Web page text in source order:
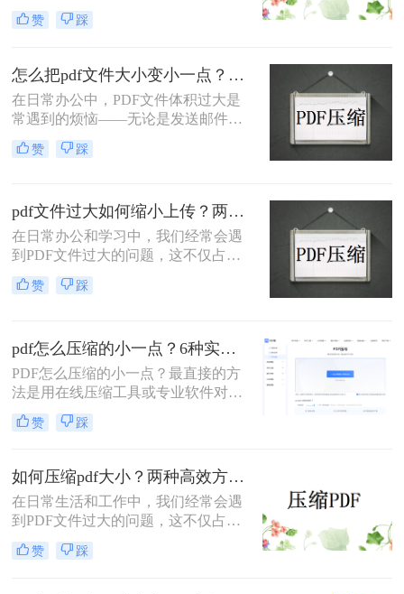
快传输速度。那么pdf怎么压缩呢？本
文将介绍几种常见的PDF压缩方法。
赞 踩
怎么把pdf文件大小变小一点？四种方法对比，一看就懂！
在日常办公中，PDF文件体积过大是
常遇到的烦恼——无论是发送邮件受
限于附件大小，还是上传系统提示文
件超限，都让人头疼。那么，怎么把
解操作步骤，您可根据文件数量、压
缩质量要求和隐私需求快速选择最合
适的方法。
赞 踩
pdf文件过大如何缩小上传？两种缩小并上传的有效方法!
在日常办公和学习中，我们经常会遇
到PDF文件过大的问题，这不仅占用
了大量的存储空间，还影响了文件的
上传速度和分享效率。那么pdf文件过
松解决PDF文件过大的问题。
赞 踩
pdf怎么压缩的小一点？6种实用方法详解（2026最新）
PDF怎么压缩的小一点？最直接的方
法是用在线压缩工具或专业软件对
PDF文件进行重新编码和优化，通过
降低图片分辨率、压缩内嵌字体、去
可读的前提下将文件体积缩小到原来
的10%~50%。
赞 踩
如何压缩pdf大小？两种高效方法详解！
在日常生活和工作中，我们经常会遇
到PDF文件过大的问题，这不仅占用
了大量的存储空间，还降低了文件的
传输效率。因此，掌握几种有效的
赞 踩